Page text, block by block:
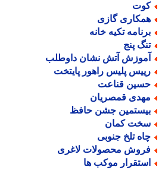
گازی
تکیه خانه
پنج
آتش نشان داوطلب
پلیس راهور پایتخت
قناعت
قمصریان
جشن حافظ
کمان
تلخ جنوبی
محصولات لاغری
موکب ها